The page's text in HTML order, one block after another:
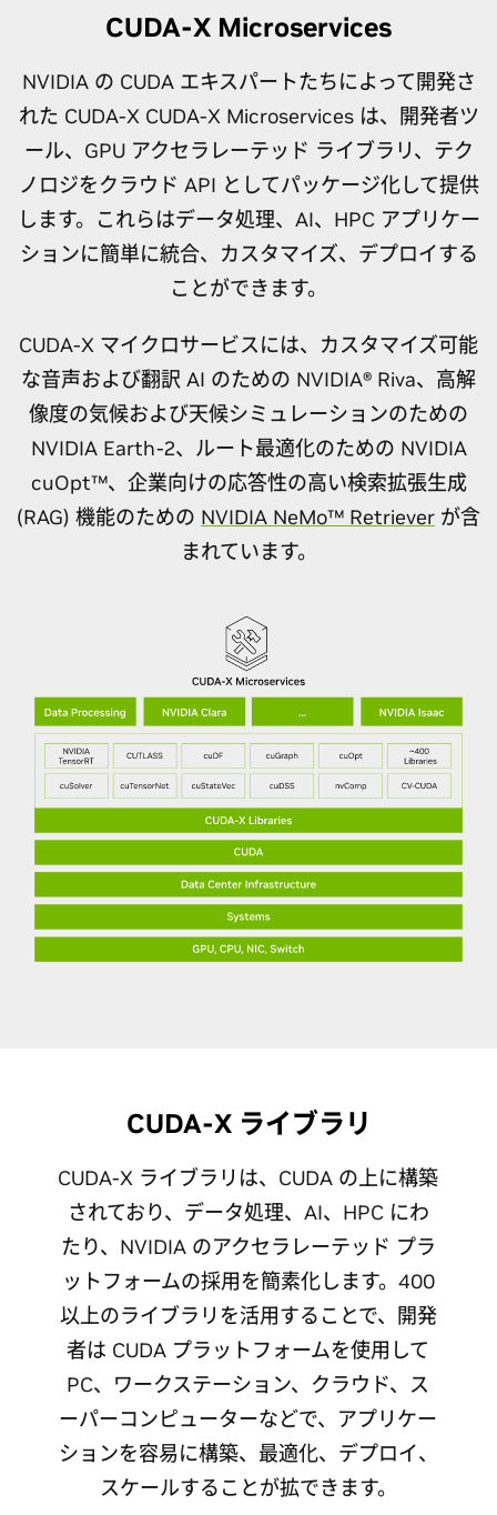
CUDA-X Microservices
NVIDIA の CUDA エキスパートたちによって開発さ
れた CUDA-X CUDA-X Microservices は、開発者ツ
ール、GPU アクセラレーテッド ライブラリ、テク
ノロジをクラウド API としてパッケージ化して提供
します。これらはデータ処理、AI、HPC アプリケー
ションに簡単に統合、カスタマイズ、デプロイする
ことができます。
CUDA-X マイクロサービスには、カスタマイズ可能
な音声および翻訳 AI のための NVIDIA® Riva、高解
像度の気候および天候シミュレーションのための
NVIDIA Earth-2、ルート最適化のための NVIDIA
cuOpt™、企業向けの応答性の高い検索拡張生成
(RAG) 機能のための NVIDIA NeMo™ Retriever が含
まれています。
CUDA-X ライブラリ
CUDA-X ライブラリは、CUDA の上に構築
されており、データ処理、AI、HPC にわ
たり、NVIDIA のアクセラレーテッド プラ
ットフォームの採用を簡素化します。400
以上のライブラリを活用することで、開発
者は CUDA プラットフォームを使用して
PC、ワークステーション、クラウド、ス
ーパーコンピューターなどで、アプリケー
ションを容易に構築、最適化、デプロイ、
スケールすることが拡できます。